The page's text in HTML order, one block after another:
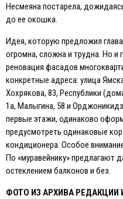
Несмеяна постарела,
до ее окошка.
Идея, которую предложил
огромна, сложна и трудна. Но и
реновация фасадов
конкретные адреса: улица
Хохрякова, 83, Республики
1а, Малыгина, 58 и
первые этажи, одинаково
предусмотреть одинаковые
кондиционера. Особое
По «муравейнику» предлагают
остеклением балконов и без.
ФОТО ИЗ АРХИВА РEДАКЦИИ